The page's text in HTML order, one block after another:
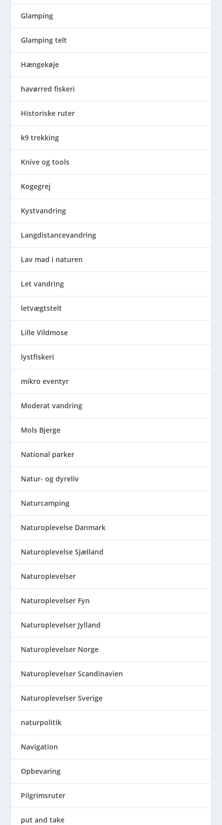
Glamping
Glamping telt
Hængekøje
havørred fiskeri
Historiske ruter
k9 trekking
Knive og tools
Kogegrej
Kystvandring
Langdistancevandring
Lav mad i naturen
Let vandring
letvægtstelt
Lille Vildmose
lystfiskeri
mikro eventyr
Moderat vandring
Mols Bjerge
National parker
Natur- og dyreliv
Naturcamping
Naturoplevelse Danmark
Naturoplevelse Sjælland
Naturoplevelser
Naturoplevelser Fyn
Naturoplevelser Jylland
Naturoplevelser Norge
Naturoplevelser Scandinavien
Naturoplevelser Sverige
naturpolitik
Navigation
Opbevaring
Pilgrimsruter
put and take